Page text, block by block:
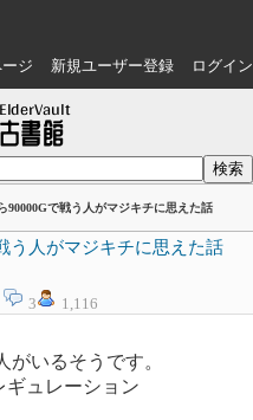
ージ 新規ユーザー登録 ログイン
90000Gで戦う人がマジキチに思えた話
う人がマジキチに思えた話
3 1,116
がいるそうです。
ュレーション